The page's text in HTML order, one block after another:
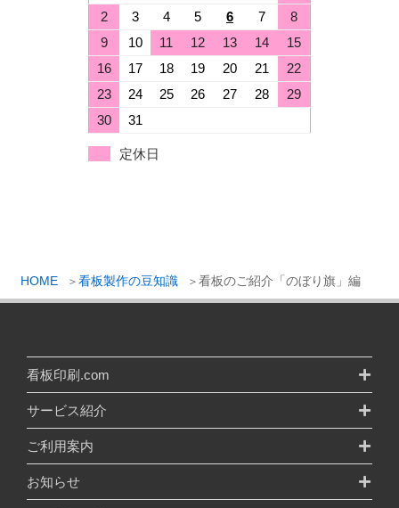
HOME 看板製作の豆知識 看板のご紹介「のぼり旗」編
2
3 4 5 6 7
8
9
10 11 12 13 14
15
16
17 18 19 20 21
22
23
24 25 26 27 28
29
30
31
定休日
看板印刷.com
サービス紹介
ご利用案内
お知らせ